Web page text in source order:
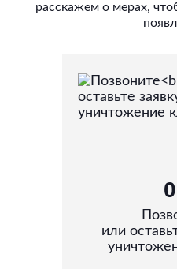
расскажем о мерах,
или